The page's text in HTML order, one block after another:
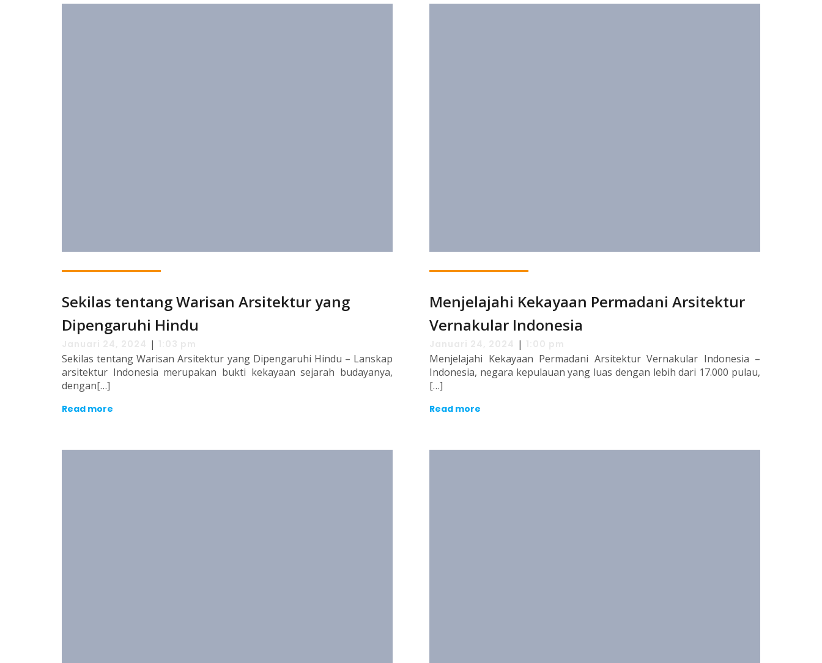
Sekilas tentang Warisan Arsitektur yang
Dipengaruhi Hindu
|
Sekilas tentang Warisan Arsitektur yang Dipengaruhi Hindu – Lanskap
arsitektur Indonesia merupakan bukti kekayaan sejarah budayanya,
dengan[…]
Read more
Menjelajahi Kekayaan Permadani Arsitektur
Vernakular Indonesia
|
Menjelajahi Kekayaan Permadani Arsitektur Vernakular Indonesia –
Indonesia, negara kepulauan yang luas dengan lebih dari 17.000 pulau,
[…]
Read more